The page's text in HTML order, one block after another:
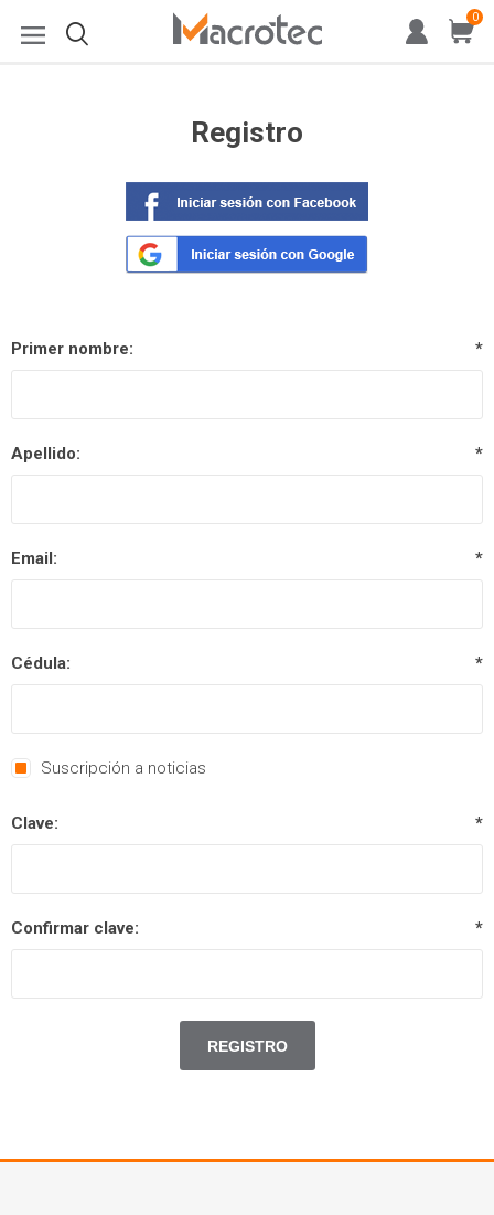
0
Registro
Primer nombre: *
Apellido: *
Email: *
Cédula: *
Suscripción a noticias
Clave: *
Confirmar clave: *